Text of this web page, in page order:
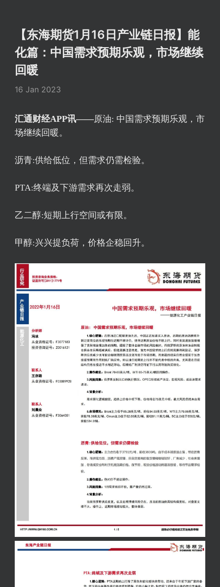
【东海期货1月16日产业链日报】能
化篇：中国需求预期乐观，市场继续
回暖
16 Jan 2023
汇通财经APP讯——原油: 中国需求预期乐观，市
场继续回暖。
沥青:供给低位，但需求仍需检验。
PTA:终端及下游需求再次走弱。
乙二醇:短期上行空间或有限。
甲醇:兴兴提负荷，价格企稳回升。